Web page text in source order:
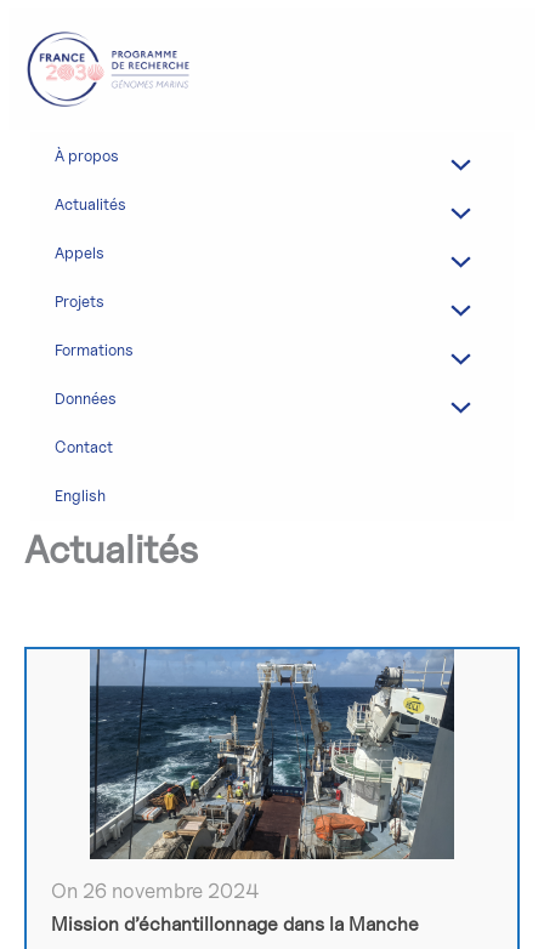
contenu
À propos
Actualités
Appels
Projets
Formations
Données
Contact
English
Actualités
On 26 novembre 2024
Mission d’échantillonnage dans la Manche